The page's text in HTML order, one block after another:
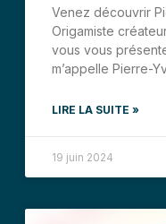
Venez découvrir
Origamiste
vous vous
m’appelle Pierre-
LIRE LA SUITE »
19 juin 2024